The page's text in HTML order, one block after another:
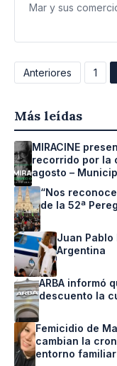
Mar y sus
Paginación
entradas
Anteriores 1
Más leídas
MIRACINE
recorrido por la
agosto –
“Nos
de la 52ª
Juan Pablo
Argentina
ARBA informó
descuento la
Femicidio de
cambian la
entorno familiar